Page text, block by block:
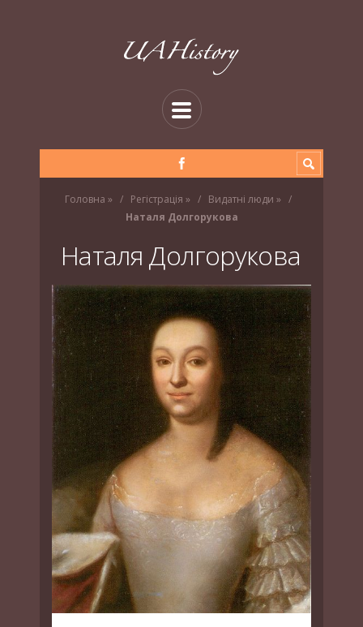
Головна » Регістрація » Видатні люди »
Наталя Долгорукова
Наталя Долгорукова